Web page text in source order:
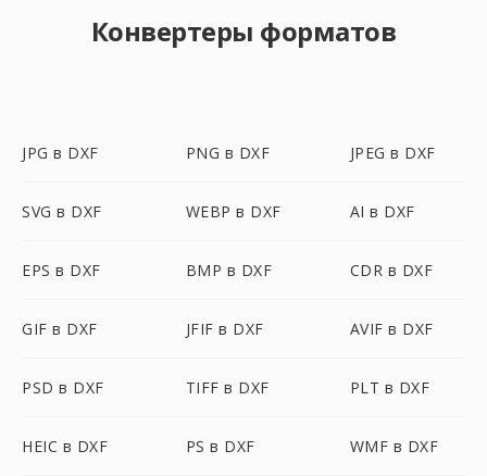
Конвертеры форматов
JPG в DXF PNG в DXF JPEG в DXF
SVG в DXF WEBP в DXF AI в DXF
EPS в DXF BMP в DXF CDR в DXF
GIF в DXF JFIF в DXF AVIF в DXF
PSD в DXF TIFF в DXF PLT в DXF
HEIC в DXF PS в DXF WMF в DXF